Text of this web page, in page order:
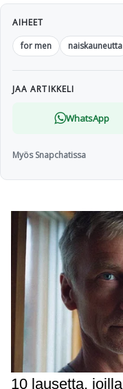
AIHEET
for men
naiskauneutta
JAA ARTIKKELI
WhatsApp
Myös Snapchatissa